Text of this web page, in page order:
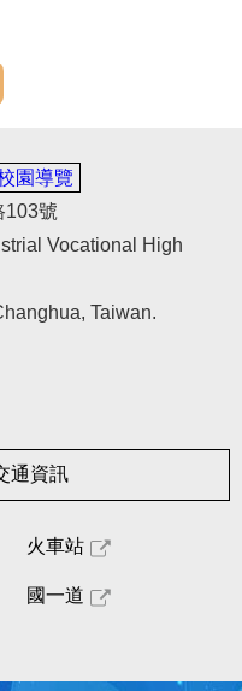
園導覽
103號
Vocational High
Taiwan.
通資訊
火車站
國一道